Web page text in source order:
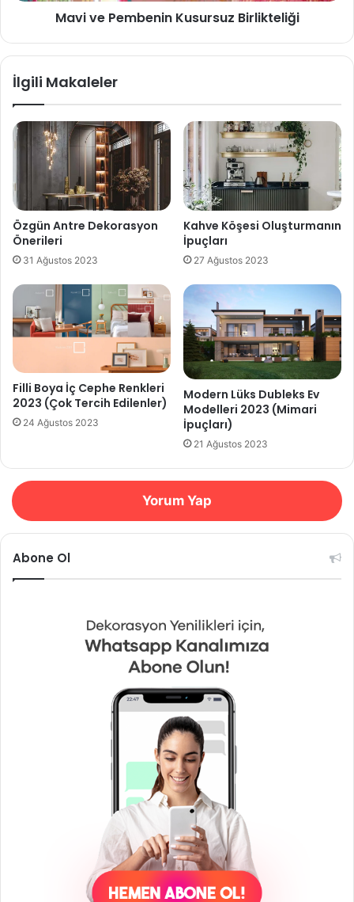
Mavi ve Pembenin Kusursuz Birlikteliği
İlgili Makaleler
Özgün Antre Dekorasyon
Önerileri
31 Ağustos 2023
Kahve Köşesi Oluşturmanın
İpuçları
27 Ağustos 2023
Filli Boya İç Cephe Renkleri
2023 (Çok Tercih Edilenler)
24 Ağustos 2023
Modern Lüks Dubleks Ev
Modelleri 2023 (Mimari
İpuçları)
21 Ağustos 2023
Yorum Yap
Abone Ol